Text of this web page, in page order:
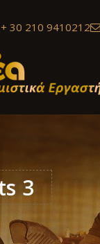
+ 30 210 9410212
3